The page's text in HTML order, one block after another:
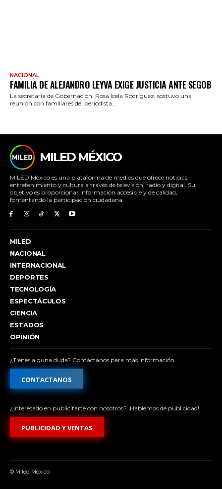
NACIONAL
FAMILIA DE ALEJANDRO LEYVA EXIGE JUSTICIA ANTE SEGOB
La secretaria de Gobernación, Rosa Icela Rodríguez, sostuvo una
reunión con familiares del periodista...
MILED MÉXICO
MILED México es una plataforma de medios que ofrece noticias,
entretenimiento y cultura a través de televisión, radio y digital. Su
objetivo es proporcionar información accesible y de calidad,
fomentando la participación ciudadana.
MILED
NACIONAL
INTERNACIONAL
DEPORTES
TECNOLOGÍA
ESPECTÁCULOS
CIENCIA
ESTADOS
OPINIÓN
¿Tienes alguna duda? Contáctanos para más información.
CONTACTANOS
¿Interesado en publicitarte con nosotros? ¡Hablemos de publicidad!
PUBLICIDAD Y VENTAS
© Miled México